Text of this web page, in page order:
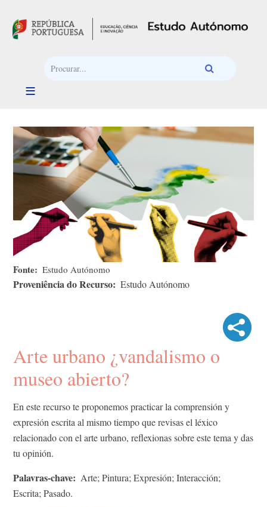
Fonte Estudo Autónomo
Proveniência do Recurso Estudo Autónomo
Arte urbano ¿vandalismo o
museo abierto?
En este recurso te proponemos practicar la comprensión y
expresión escrita al mismo tiempo que revisas el léxico
relacionado con el arte urbano, reflexionas sobre este tema y das
tu opinión.
Palavras-chave
Arte; Pintura; Expresión; Interacción;
Escrita; Pasado.